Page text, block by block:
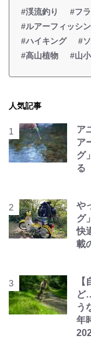
#渓流釣り
#フ
#ルアーフィッシ
#ハイキング
#
#高山植物
#山
人気記事
ア
ア
グ
る
や
グ
快
載
ど
う
年